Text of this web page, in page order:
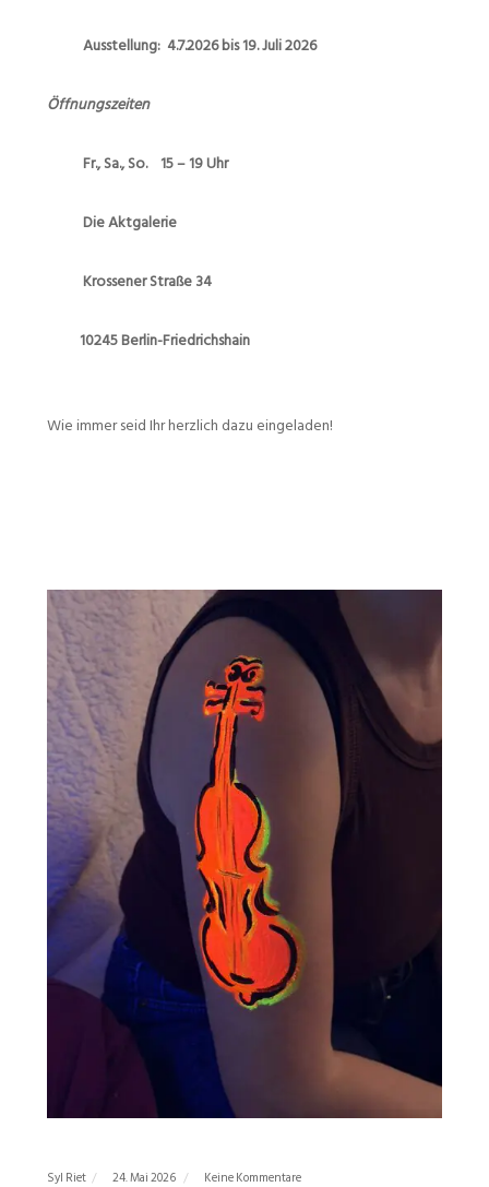
Ausstellung: 4.7.2026 bis 19. Juli 2026
Öffnungszeiten
Fr., Sa., So. 15 – 19 Uhr
Die Aktgalerie
Krossener Straße 34
10245 Berlin-Friedrichshain
Wie immer seid Ihr herzlich dazu eingeladen!
Syl Riet 24. Mai 2026
Keine Kommentare